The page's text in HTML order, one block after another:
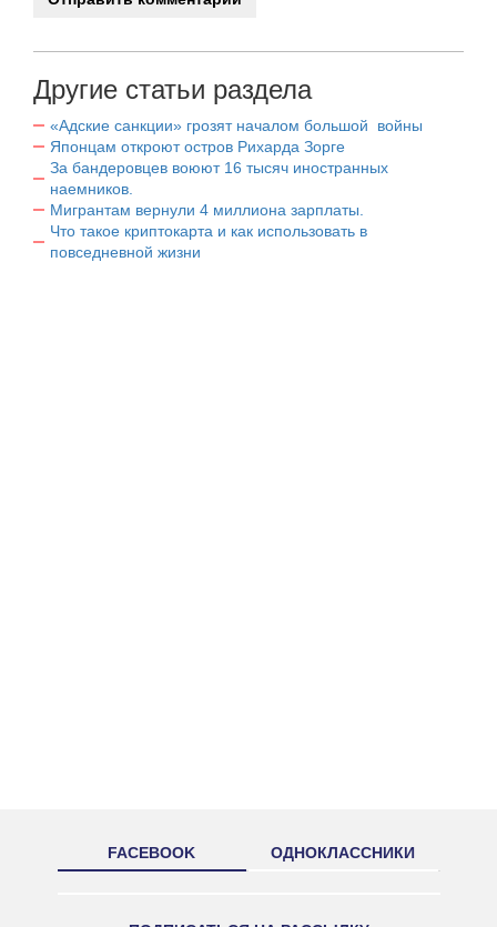
Другие статьи раздела
«Адские санкции» грозят началом большой войны
Японцам откроют остров Рихарда Зорге
За бандеровцев воюют 16 тысяч иностранных
наемников.
Мигрантам вернули 4 миллиона зарплаты.
Что такое криптокарта и как использовать в
повседневной жизни
FACEBOOK ОДНОКЛАССНИКИ